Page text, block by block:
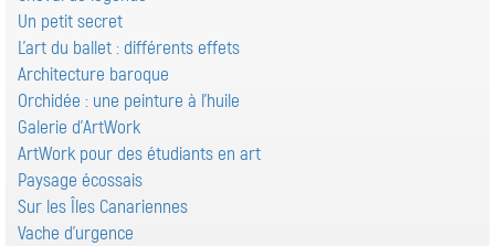
Un petit secret
L'art du ballet : différents effets
Architecture baroque
Orchidée : une peinture à l'huile
Galerie d'ArtWork
ArtWork pour des étudiants en art
Paysage écossais
Sur les Îles Canariennes
Vache d'urgence